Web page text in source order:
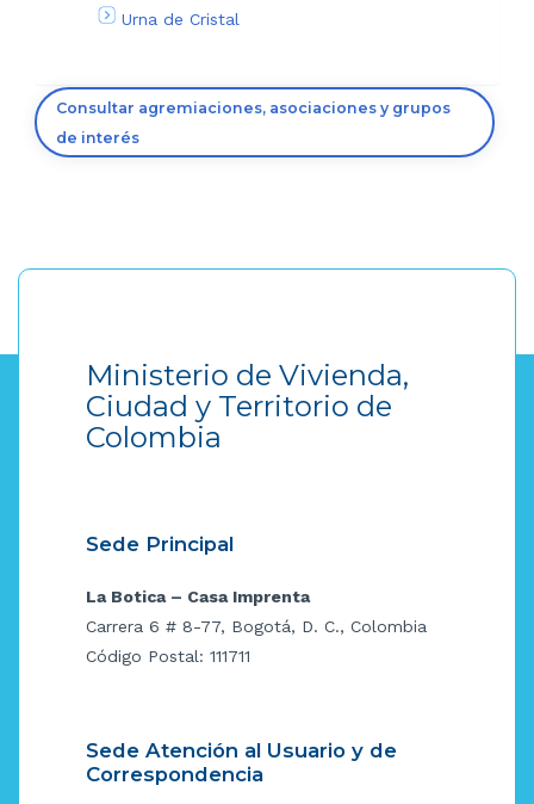
Urna de Cristal
Consultar agremiaciones, asociaciones y grupos
de interés
Ministerio de Vivienda,
Ciudad y Territorio de
Colombia
Sede Principal
La Botica – Casa Imprenta
Carrera 6 # 8-77, Bogotá, D. C., Colombia
Código Postal: 111711
Sede Atención al Usuario y de
Correspondencia